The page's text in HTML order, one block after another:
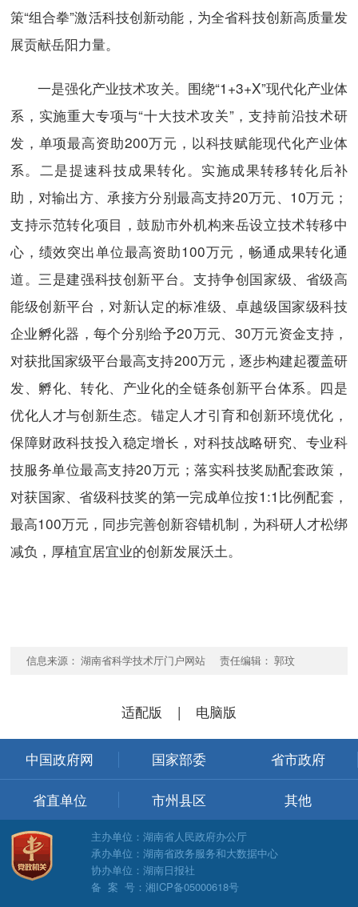
策“组合拳”激活科技创新动能，为全省科技创新高质量发
展贡献岳阳力量。
一是强化产业技术攻关。围绕“1+3+X”现代化产业体
系，实施重大专项与“十大技术攻关”，支持前沿技术研
发，单项最高资助200万元，以科技赋能现代化产业体
系。二是提速科技成果转化。实施成果转移转化后补
助，对输出方、承接方分别最高支持20万元、10万元；
支持示范转化项目，鼓励市外机构来岳设立技术转移中
心，绩效突出单位最高资助100万元，畅通成果转化通
道。三是建强科技创新平台。支持争创国家级、省级高
能级创新平台，对新认定的标准级、卓越级国家级科技
企业孵化器，每个分别给予20万元、30万元资金支持，
对获批国家级平台最高支持200万元，逐步构建起覆盖研
发、孵化、转化、产业化的全链条创新平台体系。四是
优化人才与创新生态。锚定人才引育和创新环境优化，
保障财政科技投入稳定增长，对科技战略研究、专业科
技服务单位最高支持20万元；落实科技奖励配套政策，
对获国家、省级科技奖的第一完成单位按1:1比例配套，
最高100万元，同步完善创新容错机制，为科研人才松绑
减负，厚植宜居宜业的创新发展沃土。
信息来源： 湖南省科学技术厅门户网站 责任编辑： 郭玟
适配版 | 电脑版
中国政府网 国家部委 省市政府
省直单位 市州县区 其他
主办单位：湖南省人民政府办公厅
承办单位：湖南省政务服务和大数据中心
协办单位：湖南日报社
备 案 号：湘ICP备05000618号